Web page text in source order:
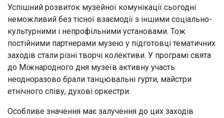
Успішний розвиток музейної комунікації сьогодні
неможливий без тісної взаємодії з іншими соціально-
культурними і непрофільними установами. Тож
постійними партнерами музею у підготовці тематичних
заходів стали різні творчі колективи. У програмі свята
до Міжнародного дня музеїв активну участь
неодноразово брали танцювальні гурти, майстри
етнічного співу, духові оркестри.
Особливе значення має залучення до цих заходів